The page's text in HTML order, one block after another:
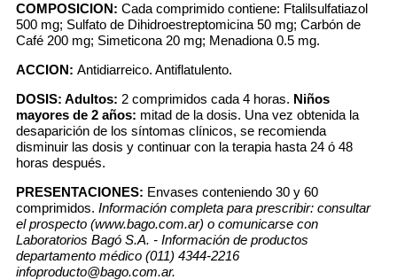
COMPOSICION: Cada comprimido contiene: Ftalilsulfatiazol
500 mg; Sulfato de Dihidroestreptomicina 50 mg; Carbón de
Café 200 mg; Simeticona 20 mg; Menadiona 0.5 mg.
ACCION: Antidiarreico. Antiflatulento.
DOSIS: Adultos: 2 comprimidos cada 4 horas. Niños
mayores de 2 años: mitad de la dosis. Una vez obtenida la
desaparición de los síntomas clínicos, se recomienda
disminuir las dosis y continuar con la terapia hasta 24 ó 48
horas después.
PRESENTACIONES: Envases conteniendo 30 y 60
comprimidos. Información completa para prescribir: consultar
el prospecto (www.bago.com.ar) o comunicarse con
Laboratorios Bagó S.A. - Información de productos
departamento médico (011) 4344-2216
infoproducto@bago.com.ar.